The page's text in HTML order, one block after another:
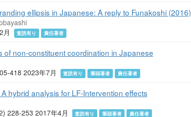
ellipsis in Japanese: A reply to Funakoshi (2016)
月
査読有り 責任著者
of non-constituent coordination in Japanese
418 2023年7月
査読有り 筆頭著者 責任著者
hybrid analysis for LF-Intervention effects
228-253 2017年4月
査読有り 筆頭著者 責任著者